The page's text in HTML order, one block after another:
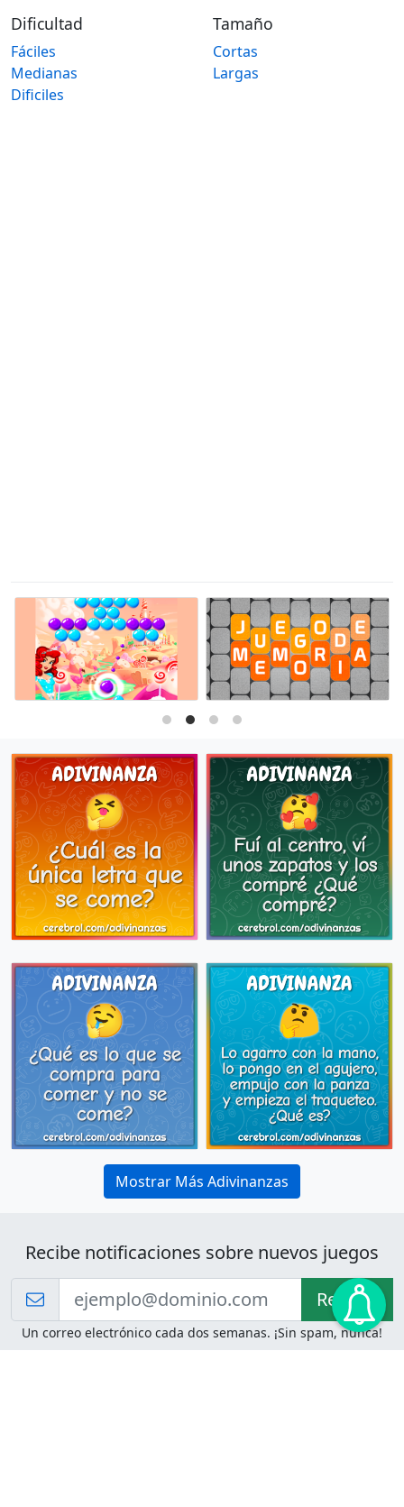
Dificultad
Fáciles
Medianas
Dificiles
Tamaño
Cortas
Largas
Mostrar Más Adivinanzas
Recibe notificaciones sobre nuevos juegos
Recibir!
Un correo electrónico cada dos semanas. ¡Sin spam, nunca!